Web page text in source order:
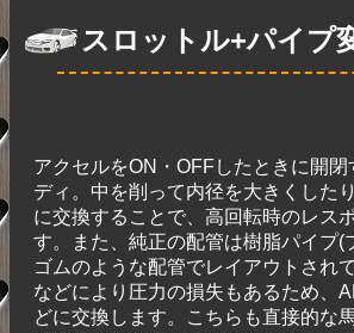
スロットル+パイプ
アクセルをON・OFFしたときに開
ディ。中を削って内径を大きくした
に交換することで、高回転時のレス
す。また、純正の配管は樹脂パイプ(
ゴムのような配管でレイアウトされ
などにより圧力の損失もあるため、
どに交換します。こちらも直接的な